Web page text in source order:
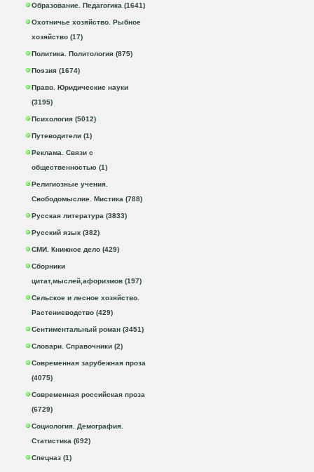
Образование. Педагогика (1641)
Охотничье хозяйство. Рыбное
хозяйство (17)
Политика. Политология (875)
Поэзия (1674)
Право. Юридические науки
(3195)
Психология (5012)
Путеводители (1)
Реклама. Связи с
общественностью (1)
Религиозные учения.
Свободомыслие. Мистика (788)
Русская литература (3833)
Русский язык (382)
СМИ. Книжное дело (429)
Сборники
цитат,мыслей,афоризмов (197)
Сельское и лесное хозяйство.
Растениеводство (429)
Сентиментальный роман (3451)
Словари. Справочники (2)
Современная зарубежная проза
(4075)
Современная российская проза
(6729)
Социология. Демография.
Статистика (692)
Спецназ (1)